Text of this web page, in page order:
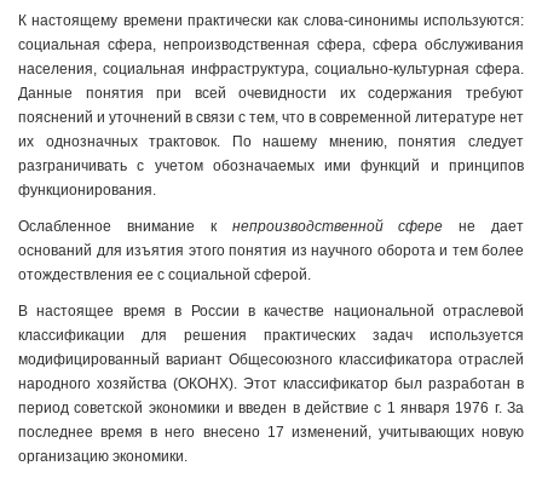
К настоящему времени практически как слова-синонимы используются:
социальная сфера, непроизводственная сфера, сфера обслуживания
населения, социальная инфраструктура, социально-культурная сфера.
Данные понятия при всей очевидности их содержания требуют
пояснений и уточнений в связи с тем, что в современной литературе нет
их однозначных трактовок. По нашему мнению, понятия следует
разграничивать с учетом обозначаемых ими функций и принципов
функционирования.
Ослабленное внимание к непроизводственной сфере не дает
оснований для изъятия этого понятия из научного оборота и тем более
отождествления ее с социальной сферой.
В настоящее время в России в качестве национальной отраслевой
классификации для решения практических задач используется
модифицированный вариант Общесоюзного классификатора отраслей
народного хозяйства (ОКОНХ). Этот классификатор был разработан в
период советской экономики и введен в действие с 1 января 1976 г. За
последнее время в него внесено 17 изменений, учитывающих новую
организацию экономики.